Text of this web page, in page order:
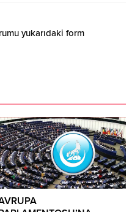
yukarıdaki form